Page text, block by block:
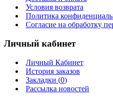
Условия возврата
Политика
Согласие на обработку
Личный кабинет
Личный Кабинет
История заказов
Закладки (0)
Рассылка новостей